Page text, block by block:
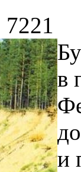
7221
в
и